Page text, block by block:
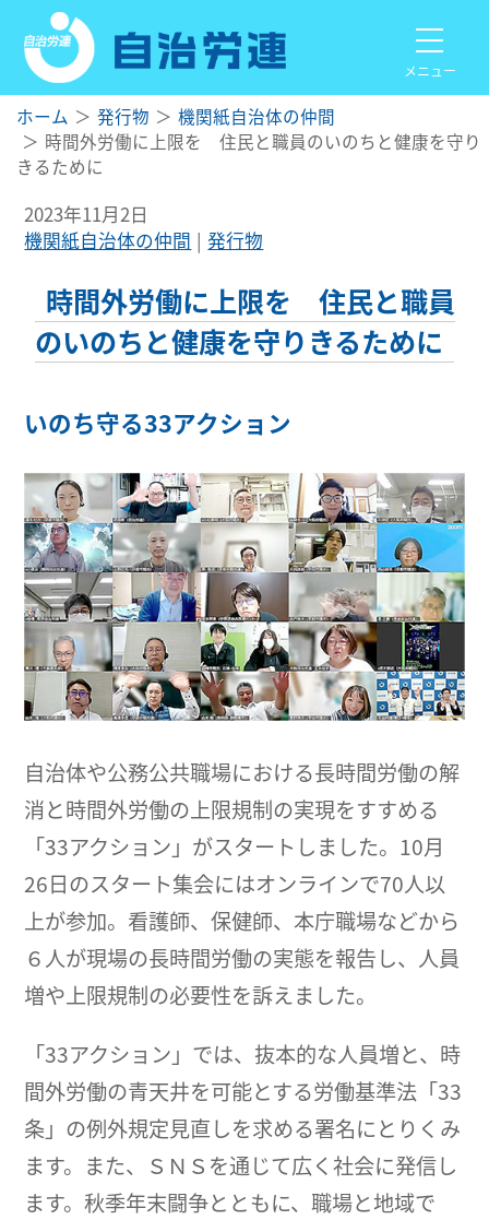
メニュー
ホーム 発行物
機関紙自治体の仲間
時間外労働に上限を 住民と職員のいのちと健康を守り
きるために
2023年11月2日
機関紙自治体の仲間
発行物
時間外労働に上限を 住民と職員
のいのちと健康を守りきるために
いのち守る33アクション
自治体や公務公共職場における長時間労働の解
消と時間外労働の上限規制の実現をすすめる
「33アクション」がスタートしました。10月
26日のスタート集会にはオンラインで70人以
上が参加。看護師、保健師、本庁職場などから
６人が現場の長時間労働の実態を報告し、人員
増や上限規制の必要性を訴えました。
「33アクション」では、抜本的な人員増と、時
間外労働の青天井を可能とする労働基準法「33
条」の例外規定見直しを求める署名にとりくみ
ます。また、ＳＮＳを通じて広く社会に発信し
ます。秋季年末闘争とともに、職場と地域で